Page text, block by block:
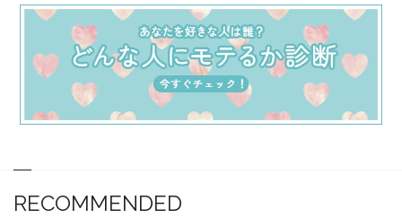
RECOMMENDED